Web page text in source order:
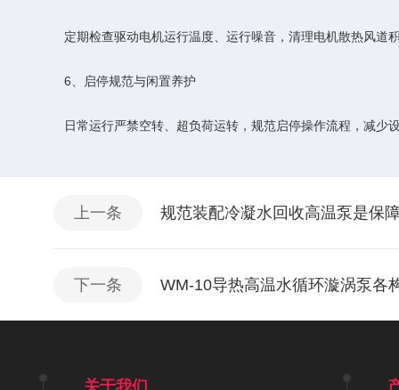
定期检查驱动电机运行温度、运行噪音，清理电机散热风道
6、启停规范与闲置养护
日常运行严禁空转、超负荷运转，规范启停操作流程，减少设
上一条 规范装配冷凝水回收高温泵是保
下一条 WM-10导热高温水循环漩涡泵各
关于我们